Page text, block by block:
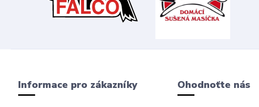
Informace pro zákazníky Ohodnoťte nás